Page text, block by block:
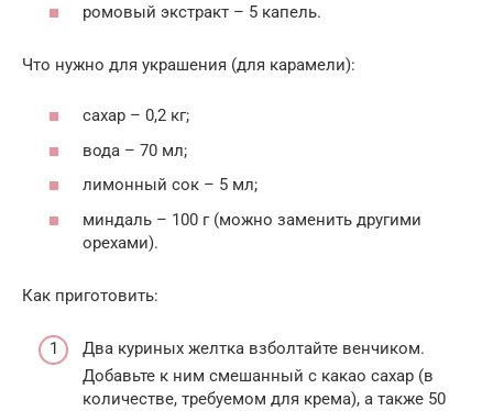
ромовый экстракт – 5 капель.
Что нужно для украшения (для карамели):
сахар – 0,2 кг;
вода – 70 мл;
лимонный сок – 5 мл;
миндаль – 100 г (можно заменить другими
орехами).
Как приготовить:
Два куриных желтка взболтайте венчиком.
Добавьте к ним смешанный с какао сахар (в
количестве, требуемом для крема), а также 50